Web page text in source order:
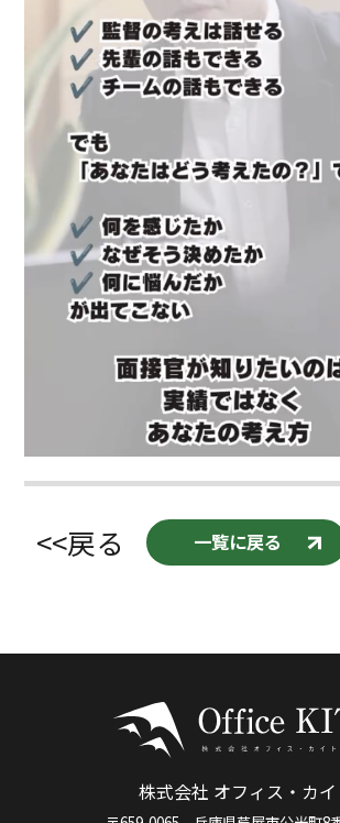
<<戻る 一覧に戻る
株式会社 オフィス・カイ